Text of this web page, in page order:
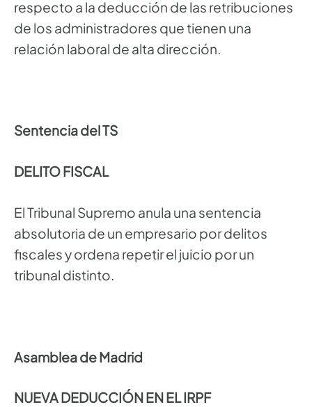
respecto a la deducción de las retribuciones
de los administradores que tienen una
relación laboral de alta dirección.
Sentencia del TS
DELITO FISCAL
El Tribunal Supremo anula una sentencia
absolutoria de un empresario por delitos
fiscales y ordena repetir el juicio por un
tribunal distinto.
Asamblea de Madrid
NUEVA DEDUCCIÓN EN EL IRPF